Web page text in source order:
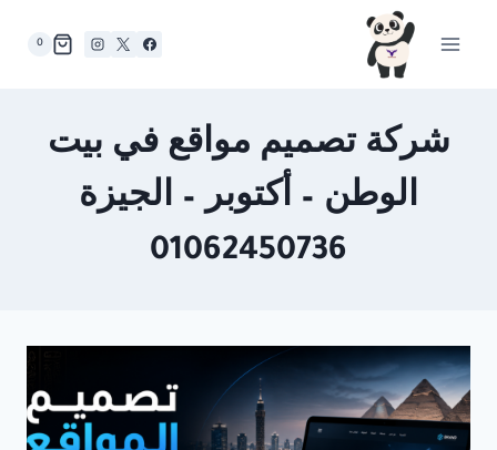
0
شركة تصميم مواقع في بيت
الوطن – أكتوبر – الجيزة
01062450736